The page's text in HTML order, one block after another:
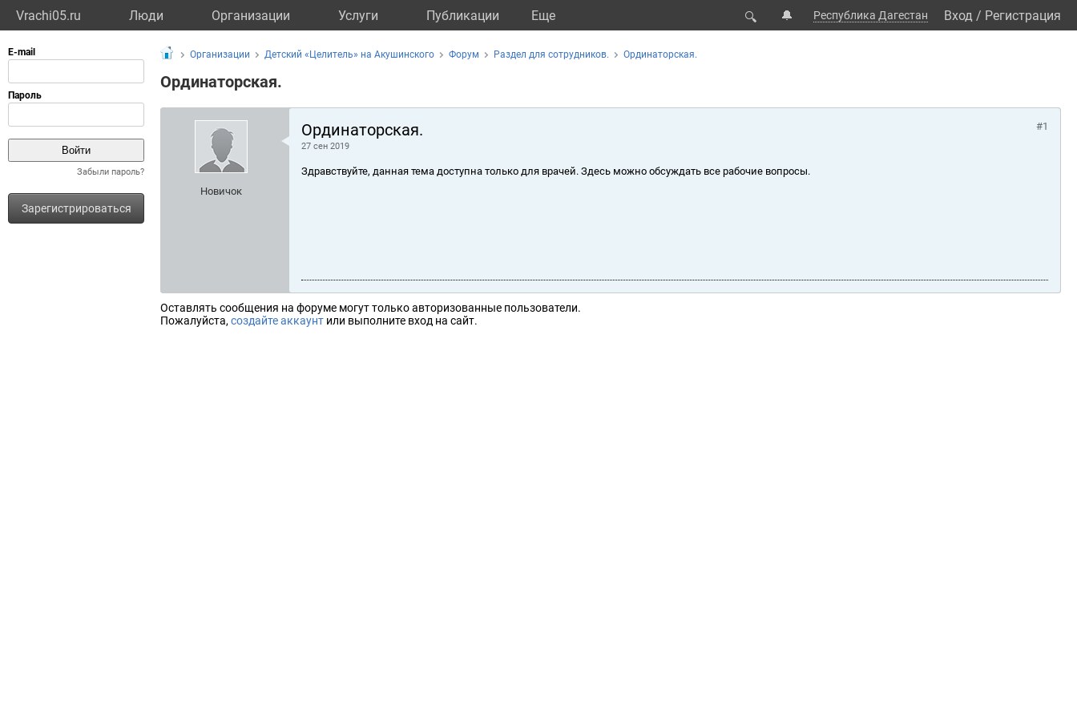
Vrachi05.ru Люди Организации Услуги Публикации Eще 🔍 🔔 Республика Дагестан Вход / Регистрация
Забыли пароль?
Зарегистрироваться
Организации Детский «Целитель» на Акушинского Форум Раздел для сотрудников. Ординаторская.
Ординаторская.
Новичок
Ординаторская.
27 сен 2019
#1
Здравствуйте, данная тема доступна только для врачей. Здесь можно обсуждать все рабочие вопросы.
Оставлять сообщения на форуме могут только авторизованные пользователи.
Пожалуйста, создайте аккаунт или выполните вход на сайт.